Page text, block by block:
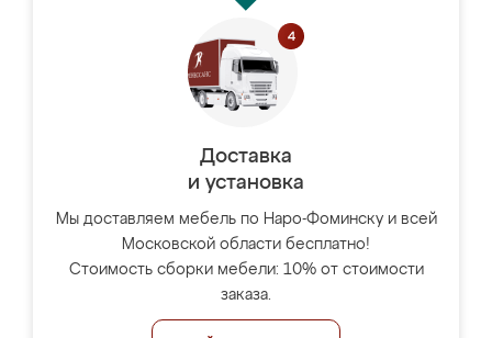
Доставка
и установка
Мы доставляем мебель по Наро-Фоминску и всей
Московской области бесплатно!
Стоимость сборки мебели: 10% от стоимости
заказа.